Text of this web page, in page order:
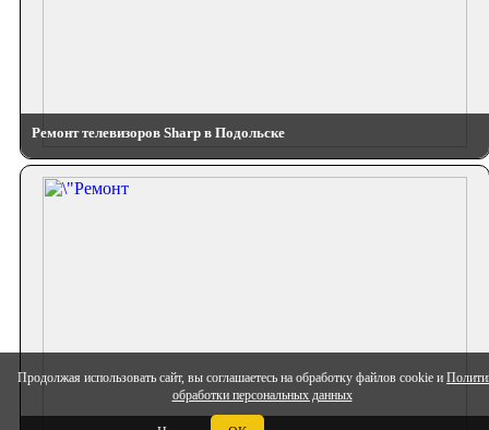
Продолжая использовать сайт, вы соглашаетесь на обработку файлов cookie и
обработки персональных данных
Ремонт телевизоров Sharp в Подольске